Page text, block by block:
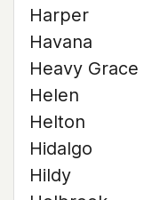
Harper
Havana
Heavy Grace
Helen
Helton
Hidalgo
Hildy